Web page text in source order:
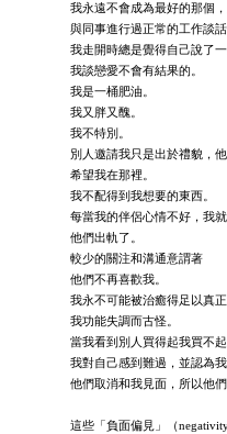
我永遠不會成為最好的那個
與同事進行過正常的工作談話
我走開時總是覺得自己說了一
我談戀愛不會有結果的。
我是一桶肥油。
我又胖又醜。
我不特別。
別人邀請我只是出於禮貌，
希望我在那裡。
我不配得到我想要的東西。
每當我的伴侶心情不好，我
他們出軌了。
較少的關注和溝通意謂著
他們不再喜歡我。
我永不可能被治癒得足以真正
我功能失調而古怪。
當我看到別人買得起我買不起
我對自己感到難過，並認為我
他們取消和我見面，所以他們
這些「負面偏見」（